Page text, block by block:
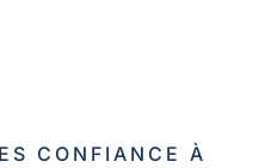
CONFIANCE À